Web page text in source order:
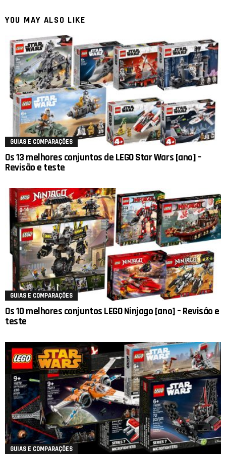
YOU MAY ALSO LIKE
GUIAS E COMPARAÇÕES
Os 13 melhores conjuntos de LEGO Star Wars [ano] –
Revisão e teste
GUIAS E COMPARAÇÕES
Os 10 melhores conjuntos LEGO Ninjago [ano] – Revisão e
teste
GUIAS E COMPARAÇÕES